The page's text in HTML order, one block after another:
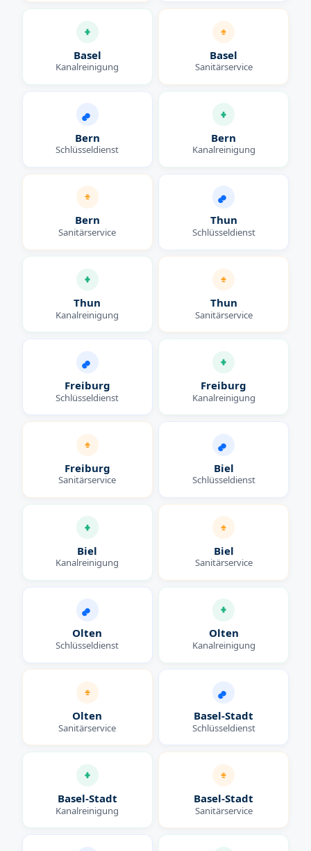
Basel
Kanalreinigung
Basel
Sanitärservice
Bern
Schlüsseldienst
Bern
Kanalreinigung
Bern
Sanitärservice
Thun
Schlüsseldienst
Thun
Kanalreinigung
Thun
Sanitärservice
Freiburg
Schlüsseldienst
Freiburg
Kanalreinigung
Freiburg
Sanitärservice
Biel
Schlüsseldienst
Biel
Kanalreinigung
Biel
Sanitärservice
Olten
Schlüsseldienst
Olten
Kanalreinigung
Olten
Sanitärservice
Basel-Stadt
Schlüsseldienst
Basel-Stadt
Kanalreinigung
Basel-Stadt
Sanitärservice